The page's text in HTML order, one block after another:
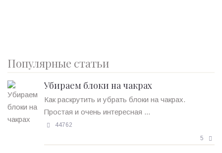
Популярные статьи
Убираем блоки на чакрах
Как раскрутить и убрать блоки на чакрах.
Простая и очень интересная ...
44762
5